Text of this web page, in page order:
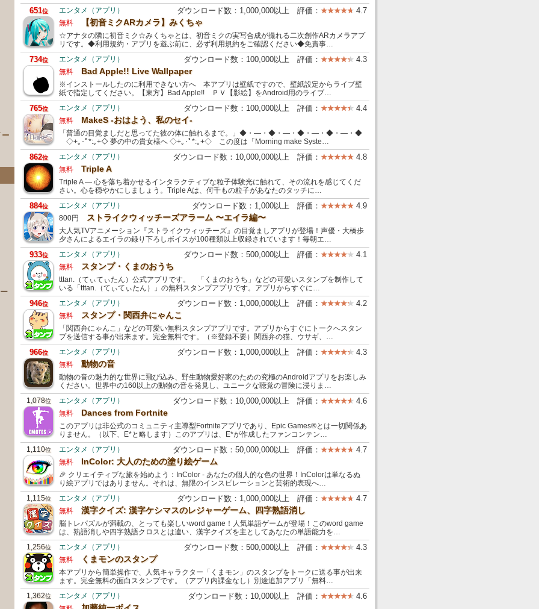
651位 エンタメ（アプリ） ダウンロード数：1,000,000以上 評価： 4.7
無料 【初音ミクARカメラ】みくちゃ
☆アナタの隣に初音ミク☆みくちゃとは、初音ミクの実写合成が撮れる二次創作ARカメラアプ
リです。◆利用規約・アプリを遊ぶ前に、必ず利用規約をご確認ください◆免責事…
734位 エンタメ（アプリ） ダウンロード数：100,000以上 評価： 4.3
無料 Bad Apple!! Live Wallpaper
※インストールしたのに利用できない方へ 本アプリは壁紙ですので、壁紙設定からライブ壁
紙で指定してください。【東方】Bad Apple!! ＰＶ【影絵】をAndroid用のライブ…
765位 エンタメ（アプリ） ダウンロード数：100,000以上 評価： 4.4
無料 MakeS ‐おはよう、私のセイ‐
「普通の目覚ましだと思ってた彼の体に触れるまで。」◆・―・◆・―・◆・―・◆・―・◆
◇+｡･ﾟ*:｡+◇ 夢の中の貴女様へ ◇+｡･ﾟ*:｡+◇ この度は「Morning make Syste…
862位 エンタメ（アプリ） ダウンロード数：10,000,000以上 評価： 4.8
無料 Triple A
Triple A ― 心を落ち着かせるインタラクティブな粒子体験光に触れて、その流れを感じてくだ
さい。心を穏やかにしましょう。Triple Aは、何千もの粒子があなたのタッチに…
884位 エンタメ（アプリ） ダウンロード数：1,000以上 評価： 4.9
800円 ストライクウィッチーズアラーム 〜エイラ編〜
大人気TVアニメーション『ストライクウィッチーズ』の目覚ましアプリが登場！声優・大橋歩
夕さんによるエイラの録り下ろしボイスが100種類以上収録されています！毎朝エ…
933位 エンタメ（アプリ） ダウンロード数：500,000以上 評価： 4.1
無料 スタンプ・くまのおうち
tttan.（てぃてぃたん）公式アプリです。 「くまのおうち」などの可愛いスタンプを制作して
いる「tttan.（てぃてぃたん）」の無料スタンプアプリです。アプリからすぐに…
946位 エンタメ（アプリ） ダウンロード数：1,000,000以上 評価： 4.2
無料 スタンプ・関西弁にゃんこ
「関西弁にゃんこ」などの可愛い無料スタンプアプリです。アプリからすぐにトークへスタン
プを送信する事が出来ます。完全無料です。（※登録不要）関西弁の猫、ウサギ、…
966位 エンタメ（アプリ） ダウンロード数：1,000,000以上 評価： 4.3
無料 動物の音
動物の音の魅力的な世界に飛び込み、野生動物愛好家のための究極のAndroidアプリをお楽しみ
ください。世界中の160以上の動物の音を発見し、ユニークな聴覚の冒険に浸りま…
1,078位 エンタメ（アプリ） ダウンロード数：10,000,000以上 評価： 4.6
無料 Dances from Fortnite
このアプリは非公式のコミュニティ主導型Fortniteアプリであり、Epic Games®とは一切関係あ
りません。（以下、E*と略します）このアプリは、E*が作成したファンコンテン…
1,110位 エンタメ（アプリ） ダウンロード数：50,000,000以上 評価： 4.7
無料 InColor: 大人のための塗り絵ゲーム
🎉 クリエイティブな旅を始めよう：InColor - あなたの個人的な色の世界！InColorは単なるぬ
り絵アプリではありません。それは、無限のインスピレーションと芸術的表現へ…
1,115位 エンタメ（アプリ） ダウンロード数：1,000,000以上 評価： 4.7
無料 漢字クイズ: 漢字ケシマスのレジャーゲーム、四字熟語消し
脳トレパズルが満載の、とっても楽しいword game！人気単語ゲームが登場！このword game
は、熟語消しや四字熟語クロスとは違い、漢字クイズを主としてあなたの単語能力を…
1,256位 エンタメ（アプリ） ダウンロード数：500,000以上 評価： 4.3
無料 くまモンのスタンプ
本アプリから簡単操作で、人気キャラクター「くまモン」のスタンプをトークに送る事が出来
ます。完全無料の面白スタンプです。（アプリ内課金なし）別途追加アプリ「無料…
1,362位 エンタメ（アプリ） ダウンロード数：10,000以上 評価： 4.6